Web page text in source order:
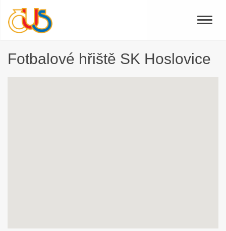
Toggle
Fotbalové hřiště SK Hoslovice